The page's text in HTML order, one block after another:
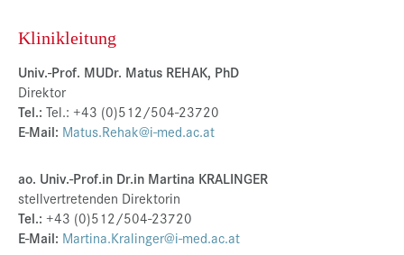
Klinikleitung
Univ.-Prof. MUDr. Matus REHAK, PhD
Direktor
Tel.: Tel.: +43 (0)512/504-23720
E-Mail: Matus.Rehak@i-med.ac.at
ao. Univ.-Prof.in Dr.in Martina KRALINGER
stellvertretenden Direktorin
Tel.: +43 (0)512/504-23720
E-Mail: Martina.Kralinger@i-med.ac.at